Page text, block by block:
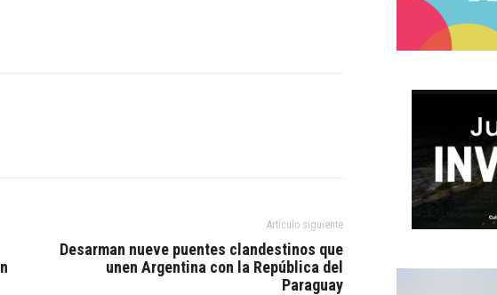
Artículo siguiente
Desarman nueve puentes clandestinos que
unen Argentina con la República del
Paraguay